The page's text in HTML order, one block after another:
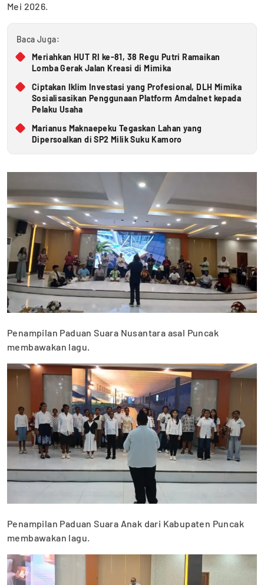
Mei 2026.
Baca Juga:
Meriahkan HUT RI ke-81, 38 Regu Putri Ramaikan
Lomba Gerak Jalan Kreasi di Mimika
Ciptakan Iklim Investasi yang Profesional, DLH Mimika
Sosialisasikan Penggunaan Platform Amdalnet kepada
Pelaku Usaha
Marianus Maknaepeku Tegaskan Lahan yang
Dipersoalkan di SP2 Milik Suku Kamoro
Penampilan Paduan Suara Nusantara asal Puncak
membawakan lagu.
Penampilan Paduan Suara Anak dari Kabupaten Puncak
membawakan lagu.